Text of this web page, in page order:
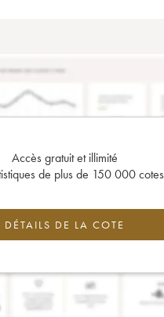
Accès gratuit et illimité
de plus de 150 000 cotes
DÉTAILS DE LA COTE